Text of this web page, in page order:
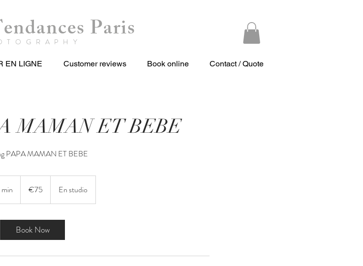
Paris
EN LIGNE Customer reviews Book online Contact / Quote
MAMAN ET BEBE
PAPA MAMAN ET BEBE
h
3
€75 En studio
Book Now